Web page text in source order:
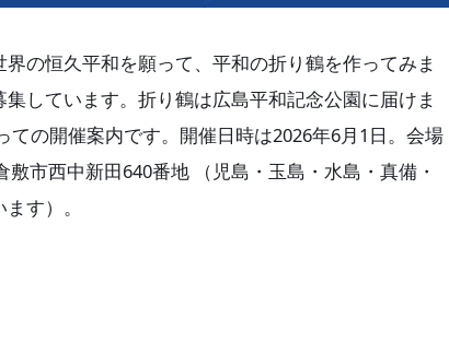
の恒久平和を願って、平和の折り鶴を作ってみま
しています。折り鶴は広島平和記念公園に届けま
の開催案内です。開催日時は2026年6月1日。会場
市西中新田640番地 （児島・玉島・水島・真備・
す）。